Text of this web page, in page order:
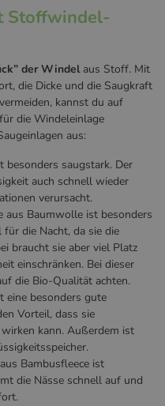
Stoffwindel-
der Windel aus Stoff. Mit
die Dicke und die Saugkraft
kannst du auf
für die Windeleinlage
aus:
besonders saugstark. Der
auch schnell wieder
verursacht.
aus Baumwolle ist besonders
die Nacht, da sie die
braucht sie aber viel Platz
einschränken. Bei dieser
die Bio-Qualität achten.
eine besonders gute
Vorteil, dass sie
kann. Außerdem ist
Bambusfleece ist
die Nässe schnell auf und